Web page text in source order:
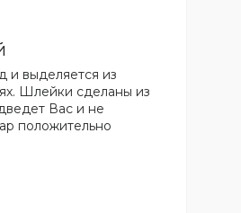
и выделяется из
Шлейки сделаны из
Вас и не
положительно